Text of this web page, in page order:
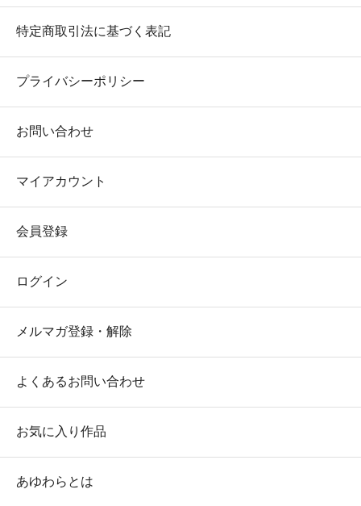
特定商取引法に基づく表記
プライバシーポリシー
お問い合わせ
マイアカウント
会員登録
ログイン
メルマガ登録・解除
よくあるお問い合わせ
お気に入り作品
あゆわらとは